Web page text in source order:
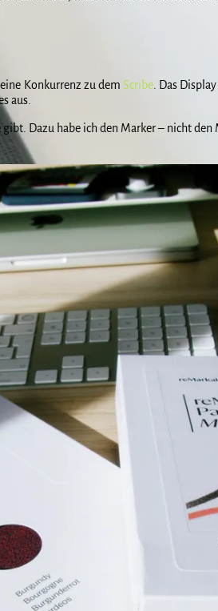
Konkurrenz zu dem Scribe. Das
aus.
Dazu habe ich den Marker – nicht